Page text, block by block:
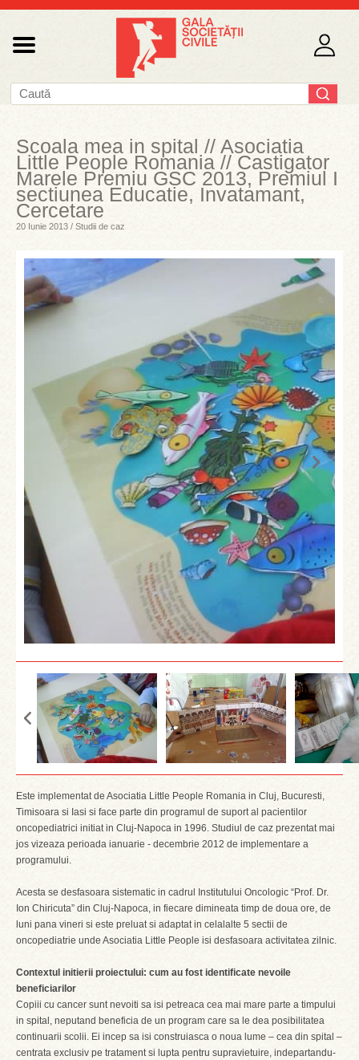
Scoala mea in spital // Asociatia
Little People Romania // Castigator
Marele Premiu GSC 2013, Premiul I
sectiunea Educatie, Invatamant,
Cercetare
20 Iunie 2013 / Studii de caz
Este implementat de Asociatia Little People Romania in Cluj, Bucuresti,
Timisoara si Iasi si face parte din programul de suport al pacientilor
oncopediatrici initiat in Cluj-Napoca in 1996. Studiul de caz prezentat mai
jos vizeaza perioada ianuarie - decembrie 2012 de implementare a
programului.
Acesta se desfasoara sistematic in cadrul Institutului Oncologic “Prof. Dr.
Ion Chiricuta” din Cluj-Napoca, in fiecare dimineata timp de doua ore, de
luni pana vineri si este preluat si adaptat in celalalte 5 sectii de
oncopediatrie unde Asociatia Little People isi desfasoara activitatea zilnic.
Contextul initierii proiectului: cum au fost identificate nevoile
beneficiarilor
Copiii cu cancer sunt nevoiti sa isi petreaca cea mai mare parte a timpului
in spital, neputand beneficia de un program care sa le dea posibilitatea
continuarii scolii. Ei incep sa isi construiasca o noua lume – cea din spital –
centrata exclusiv pe tratament si lupta pentru supravietuire, indepartandu-